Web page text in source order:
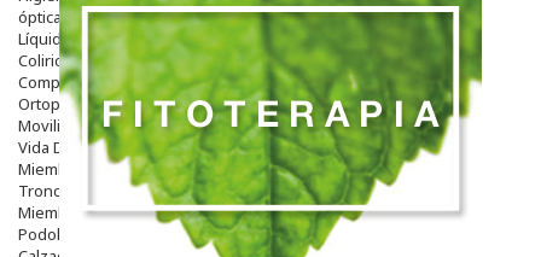
óptica
Líquidos Lentillas
Colirios
Complementos Alimentarios.
Ortopedia - Accesorios
Movilidad
Vida Diaria
Miembro Superior
Tronco
Miembro Inferior
Podología